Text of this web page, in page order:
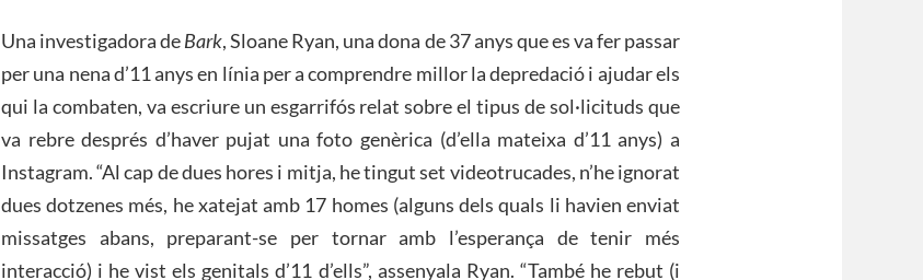
Una investigadora deBark, Sloane Ryan, una dona de 37 anys que es va fer passar
per una nena d’11 anys en línia per a comprendre millor la depredació i ajudar els
qui la combaten, va escriure un esgarrifós relat sobre el tipus de sol·licituds que
va rebre després d’haver pujat una foto genèrica (d’ella mateixa d’11 anys) a
Instagram. “Al cap de dues hores i mitja, he tingut set videotrucades, n’he ignorat
dues dotzenes més, he xatejat amb 17 homes (alguns dels quals li havien enviat
missatges abans, preparant-se per tornar amb l’esperança de tenir més
interacció) i he vist els genitals d’11 d’ells”, assenyala Ryan. “També he rebut (i